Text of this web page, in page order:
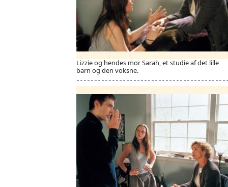
Lizzie og hendes mor Sarah, et studie af det lille
barn og den voksne.